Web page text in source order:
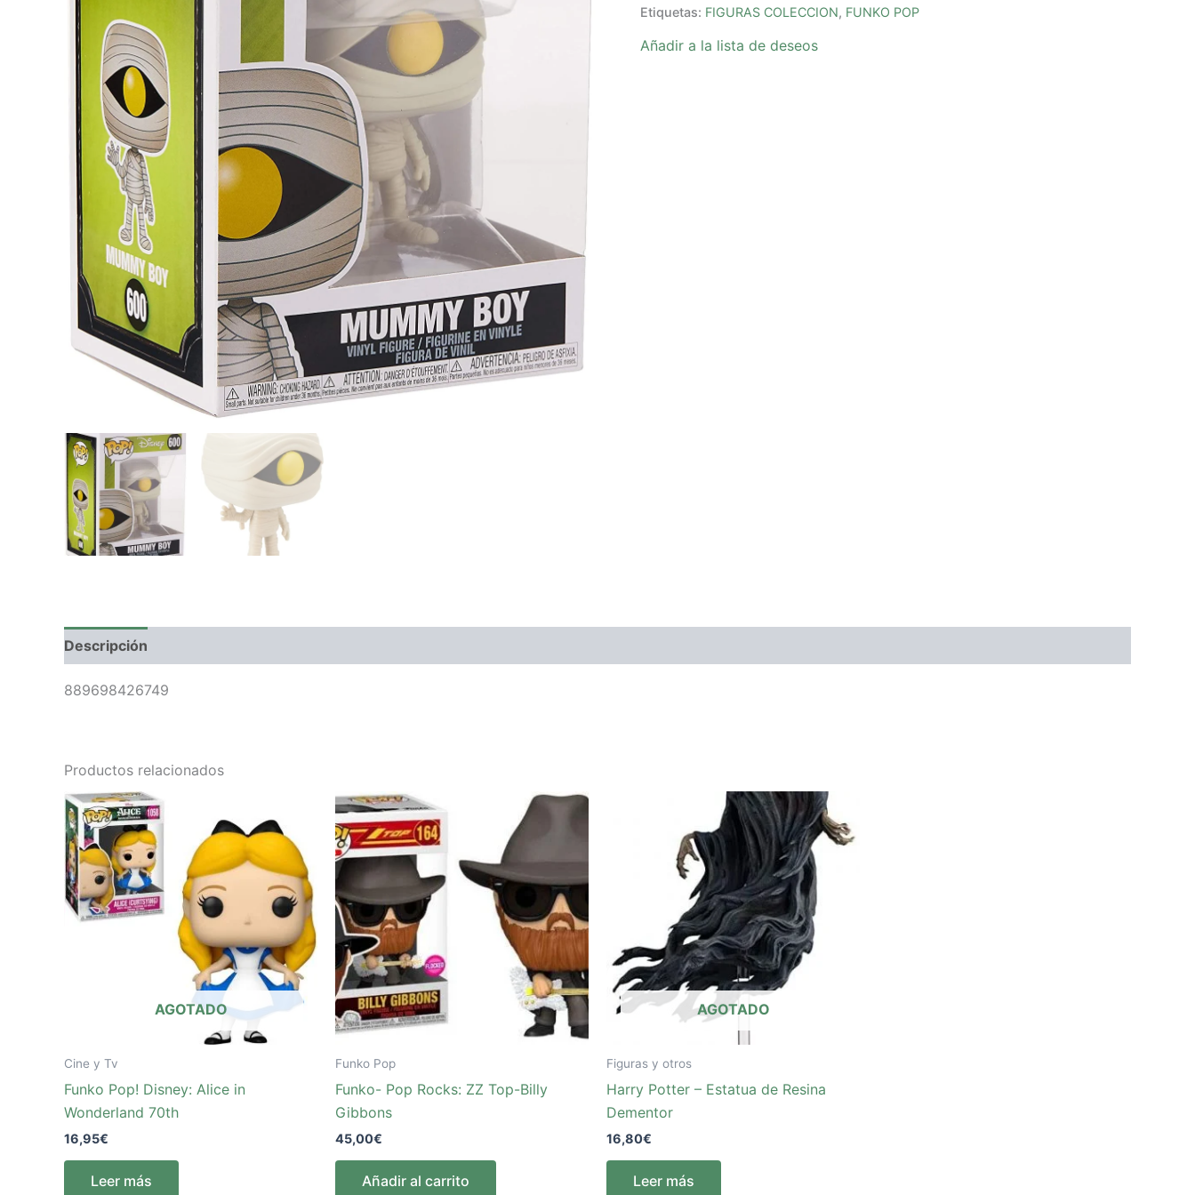
Etiquetas: FIGURAS COLECCION, FUNKO POP
Añadir a la lista de deseos
Descripción
889698426749
Productos relacionados
AGOTADO
Cine y Tv
Funko Pop! Disney: Alice in
Wonderland 70th
16,95€
Leer más
Funko Pop
Funko- Pop Rocks: ZZ Top-Billy
Gibbons
45,00€
Añadir al carrito
AGOTADO
Figuras y otros
Harry Potter – Estatua de Resina
Dementor
16,80€
Leer más